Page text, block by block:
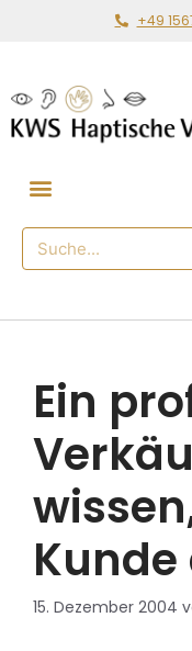
+49
Ein
15. Dezember 2004